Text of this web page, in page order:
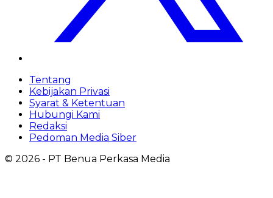
Tentang
Kebijakan Privasi
Syarat & Ketentuan
Hubungi Kami
Redaksi
Pedoman Media Siber
© 2026 - PT Benua Perkasa Media